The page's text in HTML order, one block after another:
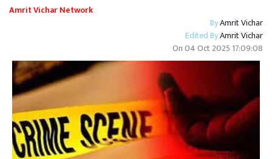
Amrit Vichar Network
ByAmrit Vichar
Edited ByAmrit Vichar
On04 Oct 2025 17:09:08